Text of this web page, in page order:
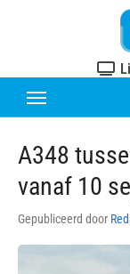
A348
vanaf 10
Gepubliceerd door